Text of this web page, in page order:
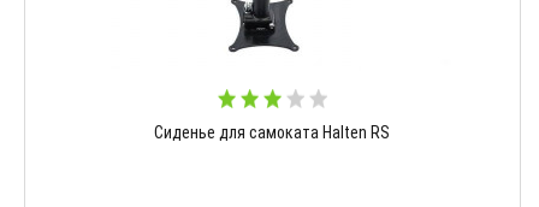
Сиденье для самоката Halten RS